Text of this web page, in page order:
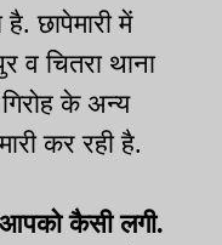
है. छापेमारी में
व चितरा थाना
के अन्य
कर रही है.
कैसी लगी.